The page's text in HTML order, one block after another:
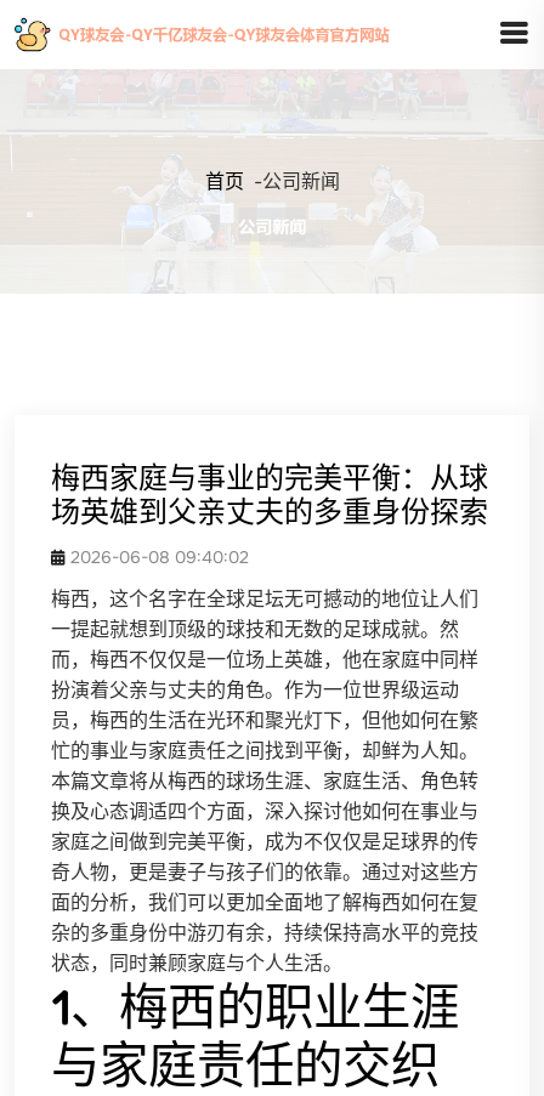
首页 -公司新闻
梅西家庭与事业的完美平衡：从球
场英雄到父亲丈夫的多重身份探索
2026-06-08 09:40:02
梅西，这个名字在全球足坛无可撼动的地位让人们
一提起就想到顶级的球技和无数的足球成就。然
而，梅西不仅仅是一位场上英雄，他在家庭中同样
扮演着父亲与丈夫的角色。作为一位世界级运动
员，梅西的生活在光环和聚光灯下，但他如何在繁
忙的事业与家庭责任之间找到平衡，却鲜为人知。
本篇文章将从梅西的球场生涯、家庭生活、角色转
换及心态调适四个方面，深入探讨他如何在事业与
家庭之间做到完美平衡，成为不仅仅是足球界的传
奇人物，更是妻子与孩子们的依靠。通过对这些方
面的分析，我们可以更加全面地了解梅西如何在复
杂的多重身份中游刃有余，持续保持高水平的竞技
状态，同时兼顾家庭与个人生活。
1、梅西的职业生涯
与家庭责任的交织